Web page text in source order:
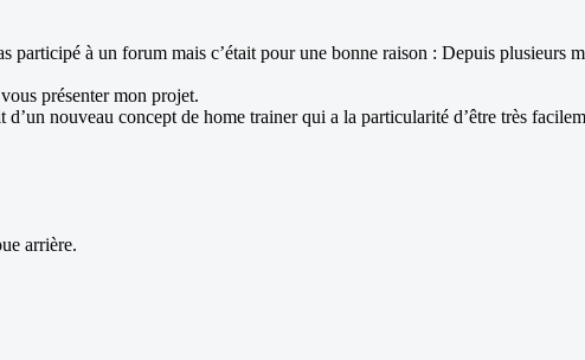
participé à un forum mais c’était pour une bonne raison : Depuis
présenter mon projet.
nouveau concept de home trainer qui a la particularité d’être très
arrière.